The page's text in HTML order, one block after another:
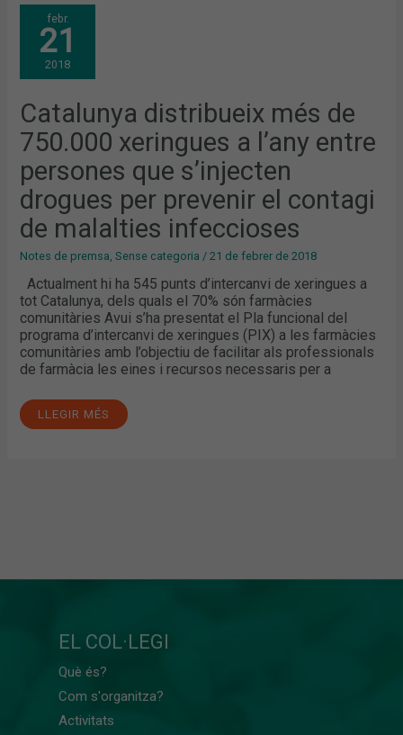
febr.
21
2018
Catalunya distribueix més de
750.000 xeringues a l’any entre
persones que s’injecten
drogues per prevenir el contagi
de malalties infeccioses
Notes de premsa ,Sense categoria /21 de febrer de 2018
Actualment hi ha 545 punts d’intercanvi de xeringues a
tot Catalunya, dels quals el 70% són farmàcies
comunitàries Avui s’ha presentat el Pla funcional del
programa d’intercanvi de xeringues (PIX) a les farmàcies
comunitàries amb l’objectiu de facilitar als professionals
de farmàcia les eines i recursos necessaris per a
CATALUNYA
DISTRIBUEIX
MÉS
DE
750.000
XERINGUES
A
ENTRE
PERSONES
QUE
S’INJECTEN
DROGUES
PREVENIR
EL
CONTAGI
DE
MALALTIES
INFECCIOSES
LLEGIR MÉS
EL COL·LEGI
Què és?
Com s'organitza?
Activitats